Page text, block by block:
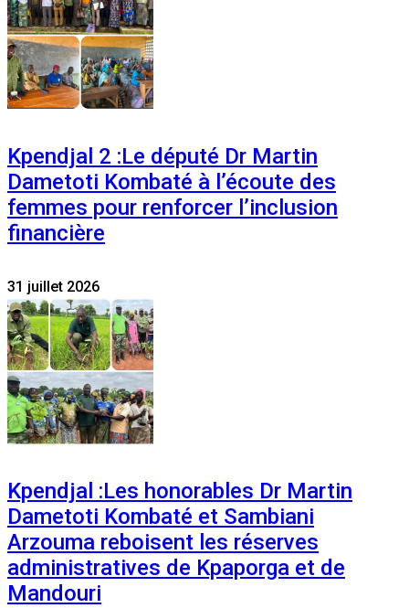
Kpendjal 2 :Le député Dr Martin
Dametoti Kombaté à l’écoute des
femmes pour renforcer l’inclusion
financière
31 juillet 2026
Kpendjal :Les honorables Dr Martin
Dametoti Kombaté et Sambiani
Arzouma reboisent les réserves
administratives de Kpaporga et de
Mandouri